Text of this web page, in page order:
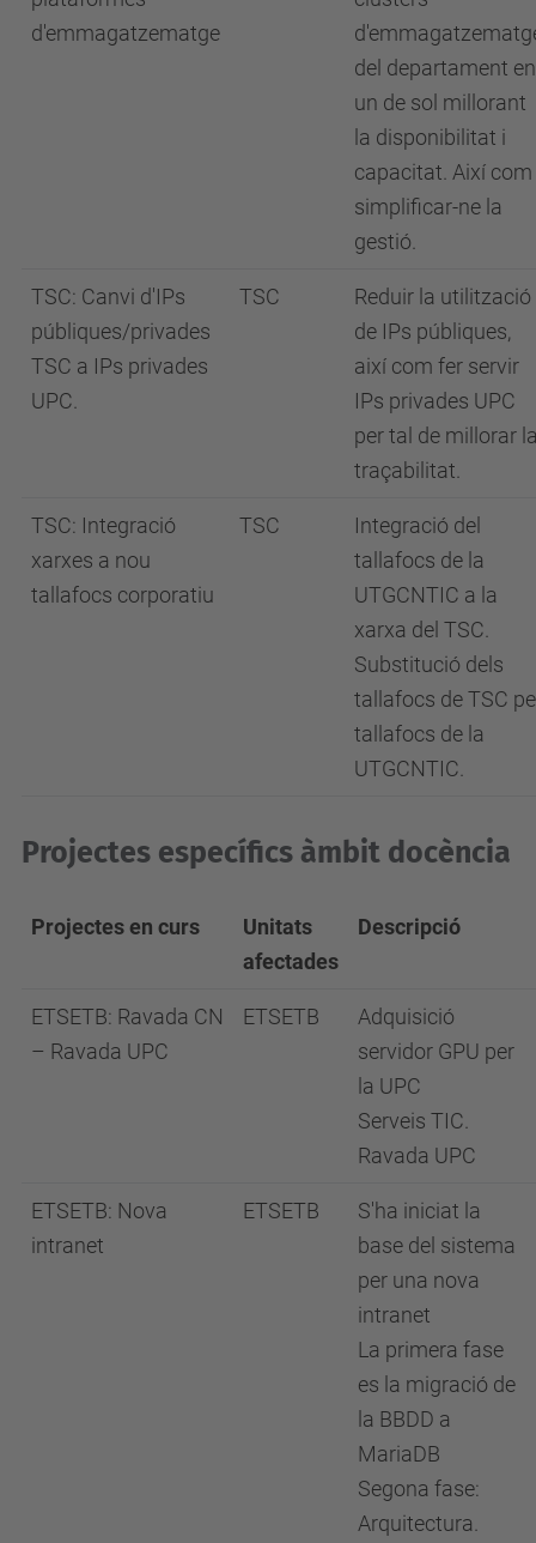
d'emmagatzematge
del departament en
un de sol millorant
la disponibilitat i
capacitat. Així com
simplificar-ne la
gestió.
TSC: Canvi d'IPs
públiques/privades
TSC a IPs privades
UPC.
TSC
Reduir la utilització
de IPs públiques,
així com fer servir
IPs privades UPC
per tal de millorar
traçabilitat.
TSC: Integració
xarxes a nou
tallafocs corporatiu
TSC
Integració del
tallafocs de la
UTGCNTIC a la
xarxa del TSC.
Substitució dels
tallafocs de TSC
tallafocs de la
UTGCNTIC.
Projectes específics àmbit docència
Projectes en curs
Unitats
afectades
Descripció
ETSETB: Ravada CN
– Ravada UPC
ETSETB
Adquisició
servidor GPU per
la UPC
Serveis TIC.
Ravada UPC
ETSETB: Nova
intranet
ETSETB
S'ha iniciat la
base del sistema
per una nova
intranet
La primera fase
es la migració de
la BBDD a
MariaDB
Segona fase:
Arquitectura.